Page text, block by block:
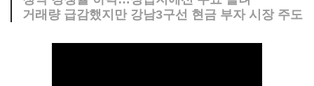
거래량 급감했지만 강남3구선 현금 부자 시장 주도